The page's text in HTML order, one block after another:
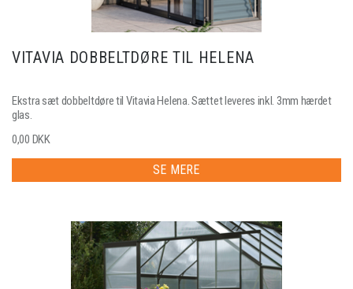
VITAVIA DOBBELTDØRE TIL HELENA
Ekstra sæt dobbeltdøre til Vitavia Helena. Sættet leveres inkl. 3mm hærdet
glas.
0,00 DKK
SE MERE